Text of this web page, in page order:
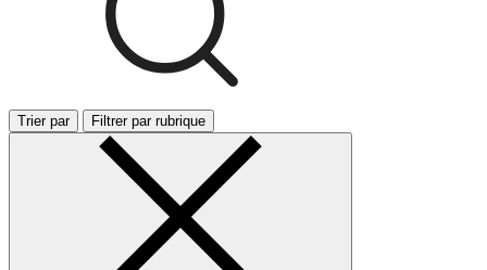
Trier par Filtrer par rubrique